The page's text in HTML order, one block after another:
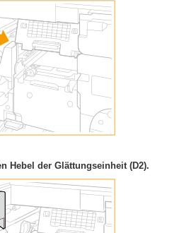
Hebel der Glättungseinheit (D2).